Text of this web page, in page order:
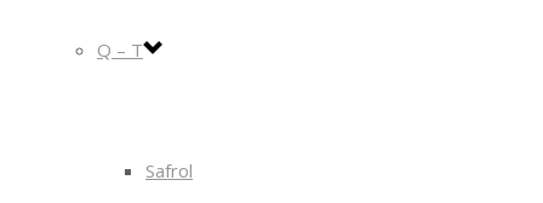
Q – T
Safrol